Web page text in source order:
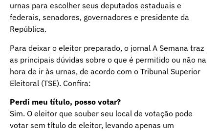
urnas para escolher seus deputados estaduais e
federais, senadores, governadores e presidente da
República.
Para deixar o eleitor preparado, o jornal A Semana traz
as principais dúvidas sobre o que é permitido ou não na
hora de ir às urnas, de acordo com o Tribunal Superior
Eleitoral (TSE). Confira:
Perdi meu título, posso votar?
Sim. O eleitor que souber seu local de votação pode
votar sem título de eleitor, levando apenas um